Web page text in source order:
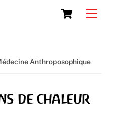
Cart
Anthroposophique
de chaleur